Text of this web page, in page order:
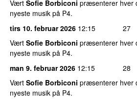
Vært Sofie Borbiconi præsenterer hver
nyeste musik på P4.
tirs 10. februar 2026 12:15
27
Vært Sofie Borbiconi præsenterer hver
nyeste musik på P4.
man 9. februar 2026 12:15
28
Vært Sofie Borbiconi præsenterer hver
nyeste musik på P4.